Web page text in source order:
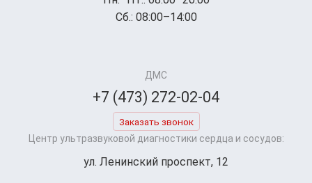
Сб.: 08:00–14:00
ДМС
+7 (473) 272-02-04
Заказать звонок
Центр ультразвуковой диагностики сердца и сосудов:
ул. Ленинский проспект, 12